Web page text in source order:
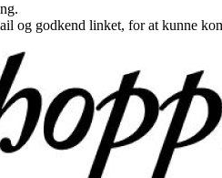
og godkend linket, for at kunne